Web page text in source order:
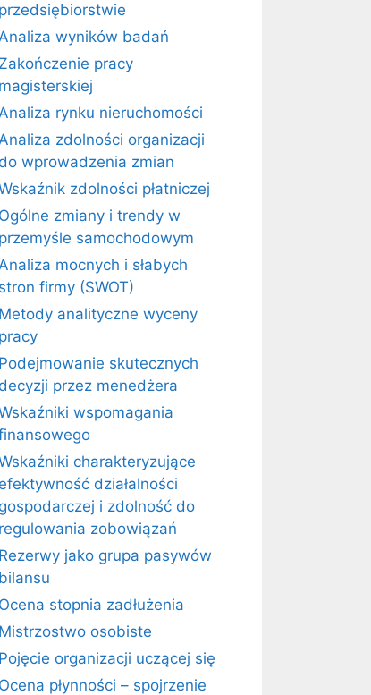
przedsiębiorstwie
wyników badań
Zakończenie pracy
magisterskiej
rynku nieruchomości
zdolności organizacji
do wprowadzenia zmian
zdolności płatniczej
Ogólne zmiany i trendy w
przemyśle samochodowym
mocnych i słabych
stron firmy (SWOT)
Metody analityczne wyceny
pracy
Podejmowanie skutecznych
decyzji przez menedżera
wspomagania
charakteryzujące
efektywność działalności
gospodarczej i zdolność do
regulowania zobowiązań
Rezerwy jako grupa pasywów
bilansu
Ocena stopnia zadłużenia
Mistrzostwo osobiste
Pojęcie organizacji uczącej się
Ocena płynności – spojrzenie